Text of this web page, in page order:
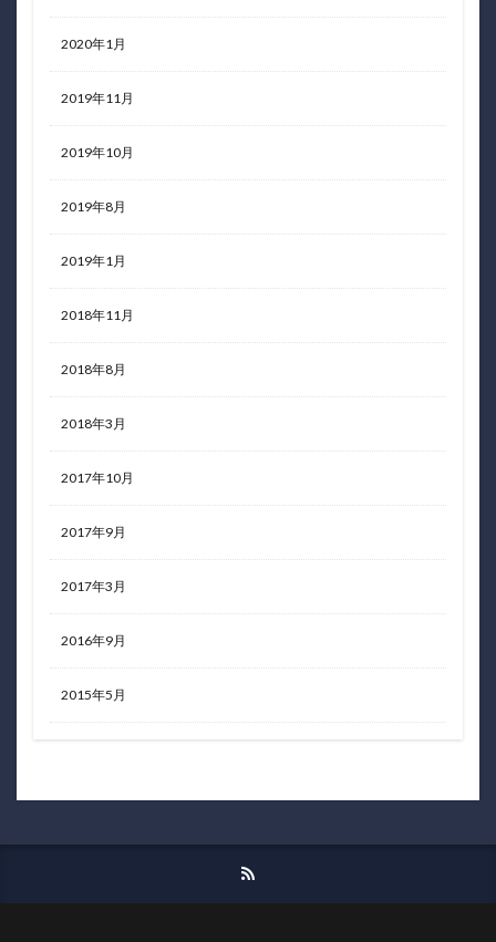
2020年1月
2019年11月
2019年10月
2019年8月
2019年1月
2018年11月
2018年8月
2018年3月
2017年10月
2017年9月
2017年3月
2016年9月
2015年5月